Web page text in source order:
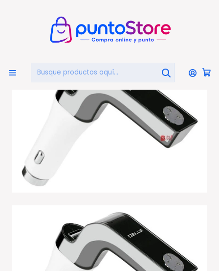
Inicio AUTOMOTRIZ Transmisores de FM
Transmisor Fm Auto Aux Y Usb Con Martillo - Ps